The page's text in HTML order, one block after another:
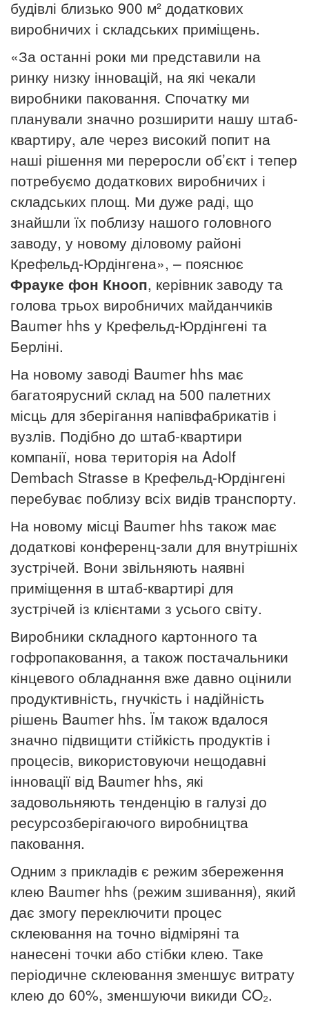
будівлі близько 900 м² додаткових
виробничих і складських приміщень.
«За останні роки ми представили на
ринку низку інновацій, на які чекали
виробники паковання. Спочатку ми
планували значно розширити нашу штаб-
квартиру, але через високий попит на
наші рішення ми переросли об’єкт і тепер
потребуємо додаткових виробничих і
складських площ. Ми дуже раді, що
знайшли їх поблизу нашого головного
заводу, у новому діловому районі
Крефельд-Юрдінгена», – пояснює
Фрауке фон Кнооп, керівник заводу та
голова трьох виробничих майданчиків
Baumer hhs у Крефельд-Юрдінгені та
Берліні.
На новому заводі Baumer hhs має
багатоярусний склад на 500 палетних
місць для зберігання напівфабрикатів і
вузлів. Подібно до штаб-квартири
компанії, нова територія на Adolf
Dembach Strasse в Крефельд-Юрдінгені
перебуває поблизу всіх видів транспорту.
На новому місці Baumer hhs також має
додаткові конференц-зали для внутрішніх
зустрічей. Вони звільняють наявні
приміщення в штаб-квартирі для
зустрічей із клієнтами з усього світу.
Виробники складного картонного та
гофропаковання, а також постачальники
кінцевого обладнання вже давно оцінили
продуктивність, гнучкість і надійність
рішень Baumer hhs. Їм також вдалося
значно підвищити стійкість продуктів і
процесів, використовуючи нещодавні
інновації від Baumer hhs, які
задовольняють тенденцію в галузі до
ресурсозберігаючого виробництва
паковання.
Одним з прикладів є режим збереження
клею Baumer hhs (режим зшивання), який
дає змогу переключити процес
склеювання на точно відміряні та
нанесені точки або стібки клею. Таке
періодичне склеювання зменшує витрату
клею до 60%, зменшуючи викиди CO₂.